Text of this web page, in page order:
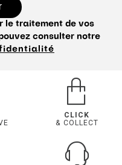
le traitement de vos
consulter notre
CLICK
& COLLECT